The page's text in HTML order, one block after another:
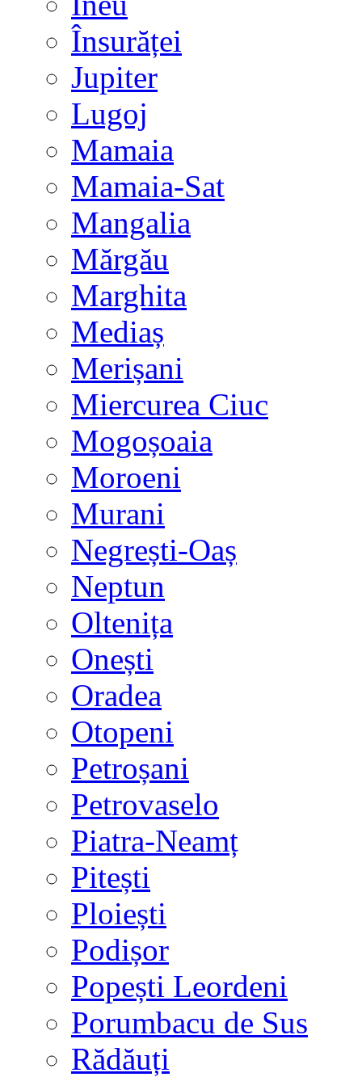
Însurăței
Jupiter
Lugoj
Mamaia
Mamaia-Sat
Mangalia
Mărgău
Marghita
Mediaș
Merișani
Miercurea Ciuc
Mogoșoaia
Moroeni
Murani
Negrești-Oaș
Neptun
Oltenița
Onești
Oradea
Otopeni
Petroșani
Petrovaselo
Piatra-Neamț
Pitești
Ploiești
Podișor
Popești Leordeni
Porumbacu de Sus
Rădăuți